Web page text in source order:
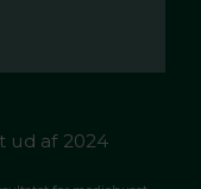
ud af 2024